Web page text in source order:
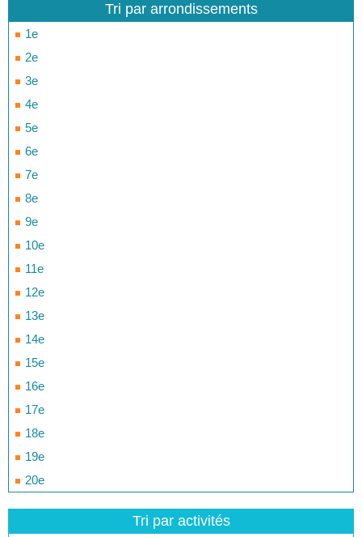
Tri par arrondissements
1e
2e
3e
4e
5e
6e
7e
8e
9e
10e
11e
12e
13e
14e
15e
16e
17e
18e
19e
20e
Tri par activités